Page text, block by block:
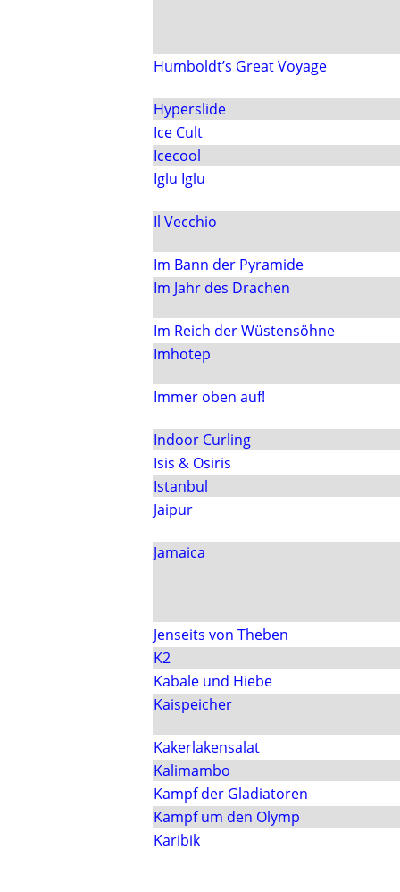
Humboldt’s Great Voyage
Hyperslide
Ice Cult
Icecool
Iglu Iglu
Il Vecchio
Im Bann der Pyramide
Im Jahr des Drachen
Im Reich der Wüstensöhne
Imhotep
Immer oben auf!
Indoor Curling
Isis & Osiris
Istanbul
Jaipur
Jamaica
Jenseits von Theben
K2
Kabale und Hiebe
Kaispeicher
Kakerlakensalat
Kalimambo
Kampf der Gladiatoren
Kampf um den Olymp
Karibik